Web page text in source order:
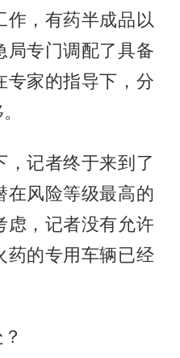
作，有药半成品以
局专门调配了具备
专家的指导下，分
记者终于来到了
在风险等级最高的
虑，记者没有允许
药的专用车辆已经